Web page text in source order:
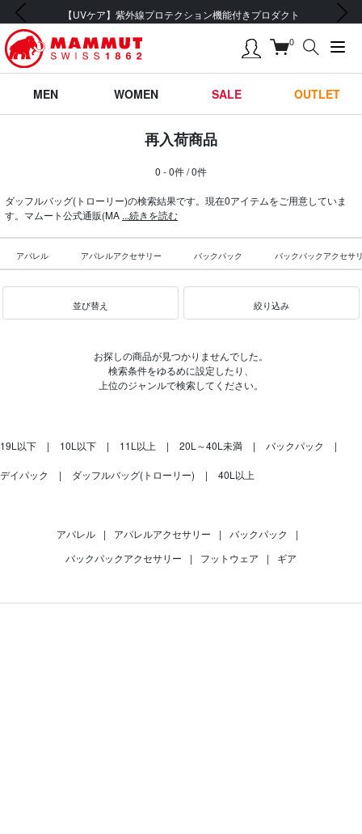
【UVケア】紫外線プロテクション機能付きプロダクト
前の画像 次の画像
0
MEN WOMEN SALE OUTLET
再入荷商品
0 - 0件 / 0件
ダッフルバッグ(トローリー)の検索結果です。現在0アイテムをご用意していま
す。マムート公式通販(MA ...続きを読む
アパレル アパレルアクセサリー バックパック バックパックアクセサ
並び替え 絞り込み
お探しの商品が見つかりませんでした。
検索条件をゆるめに設定したり、
上位のジャンルで検索してください。
19L以下 10L以下 11L以上 20L～40L未満 バックパック
デイパック ダッフルバッグ(トローリー) 40L以上
アパレル | アパレルアクセサリー | バックパック
|
バックパックアクセサリー
| フットウェア | ギア